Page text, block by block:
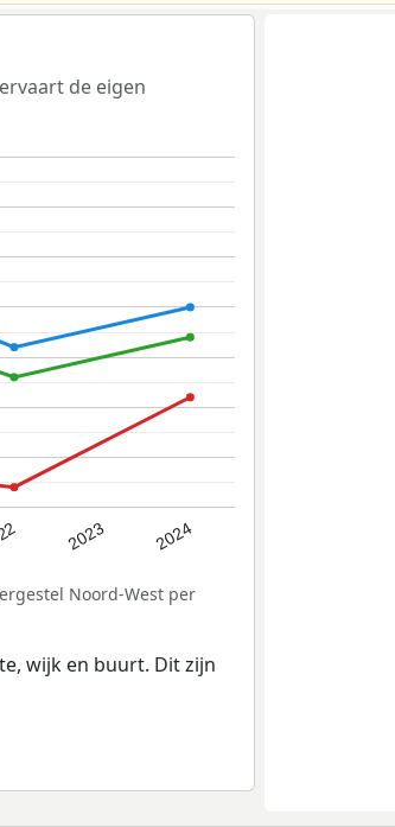
de eigen
2023 2024
Noord-West per
wijk en buurt. Dit zijn